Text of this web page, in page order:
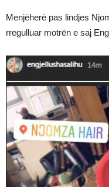
Menjëherë pas lindjes
rregulluar motrën e saj